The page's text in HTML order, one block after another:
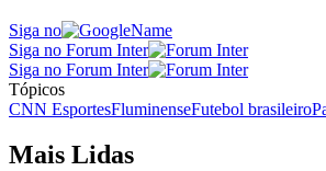
Siga no
Siga no Forum Inter
Siga no Forum Inter
Tópicos
CNN EsportesFluminenseFutebol brasileiro
Mais Lidas